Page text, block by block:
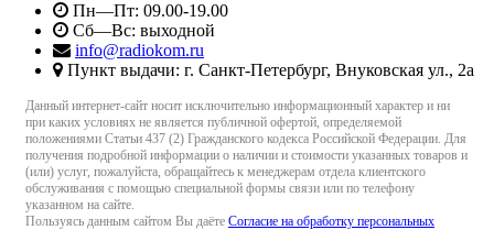
Пн—Пт: 09.00-19.00
Сб—Вс: выходной
info@radiokom.ru
Пункт выдачи: г. Санкт-Петербург, Внуковская ул., 2а
Данный интернет-сайт носит исключительно информационный характер и ни
при каких условиях не является публичной офертой, определяемой
положениями Статьи 437 (2) Гражданского кодекса Российской Федерации. Для
получения подробной информации о наличии и стоимости указанных товаров и
(или) услуг, пожалуйста, обращайтесь к менеджерам отдела клиентского
обслуживания с помощью специальной формы связи или по телефону
указанном на сайте.
Пользуясь данным сайтом Вы даёте Согласие на обработку персональных